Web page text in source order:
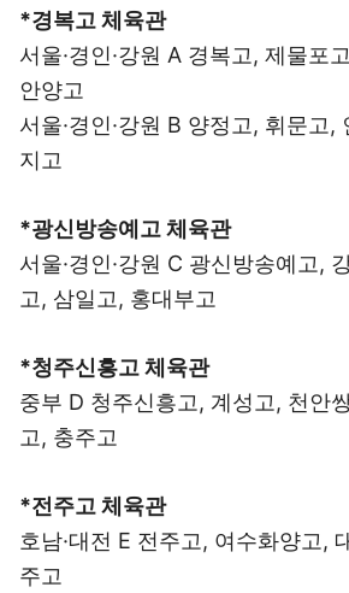
*경복고 체육관
서울·경인·강원 A 경복고, 제물포
안양고
서울·경인·강원 B 양정고, 휘문고,
지고
*광신방송예고 체육관
서울·경인·강원 C 광신방송예고,
고, 삼일고, 홍대부고
*청주신흥고 체육관
중부 D 청주신흥고, 계성고, 천안
고, 충주고
*전주고 체육관
호남·대전 E 전주고, 여수화양고,
주고